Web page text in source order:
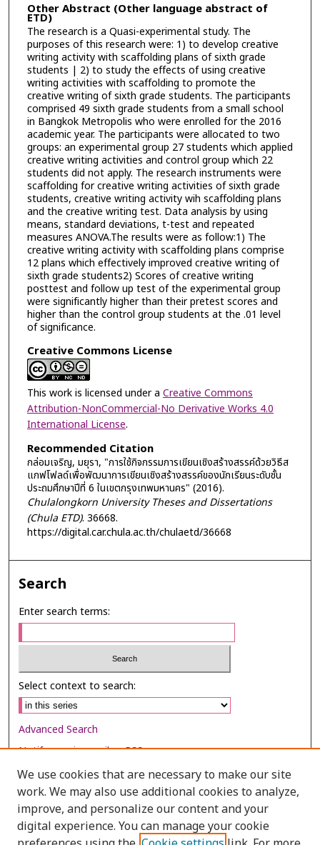
Other Abstract (Other language abstract of
ETD)
The research is a Quasi-experimental study. The
purposes of this research were: 1) to develop creative
writing activity with scaffolding plans of sixth grade
students | 2) to study the effects of using creative
writing activities with scaffolding to promote the
creative writing of sixth grade students. The participants
comprised 49 sixth grade students from a small school
in Bangkok Metropolis who were enrolled for the 2016
academic year. The participants were allocated to two
groups: an experimental group 27 students which applied
creative writing activities and control group which 22
students did not apply. The research instruments were
scaffolding for creative writing activities of sixth grade
students, creative writing activity wih scaffolding plans
and the creative writing test. Data analysis by using
means, standard deviations, t-test and repeated
measures ANOVA.The results were as follow:1) The
creative writing activity with scaffolding plans comprise
12 plans which effectively improved creative writing of
sixth grade students2) Scores of creative writing
posttest and follow up test of the experimental group
were significantly higher than their pretest scores and
higher than the control group students at the .01 level
of significance.
Creative Commons License
This work is licensed under a Creative Commons
Attribution-NonCommercial-No Derivative Works 4.0
International License.
Recommended Citation
กล่อมเจริญ, มยุรา, "การใช้กิจกรรมการเขียนเชิงสร้างสรรค์ด้วยวิธีส
แกฟโฟลด์เพื่อพัฒนาการเขียนเชิงสร้างสรรค์ของนักเรียนระดับชั้น
ประถมศึกษาปีที่ 6 ในเขตกรุงเทพมหานคร" (2016).
Chulalongkorn University Theses and Dissertations
(Chula ETD). 36668.
https://digital.car.chula.ac.th/chulaetd/36668
Search
Enter search terms:
Select context to search:
Advanced Search
Notify me via email orRSS
Browse
Collections
Disciplines
We use cookies that are necessary to make our site
work. We may also use additional cookies to analyze,
improve, and personalize our content and your
digital experience. You can manage your cookie